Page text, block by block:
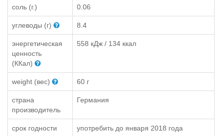
соль (г.) 0.06
углеводы (г) 8.4
энергетическая
ценность
(ККал)
558 кДж / 134 ккал
weight (вес) 60 г
страна
производитель
Германия
срок годности употребить до января 2018 года